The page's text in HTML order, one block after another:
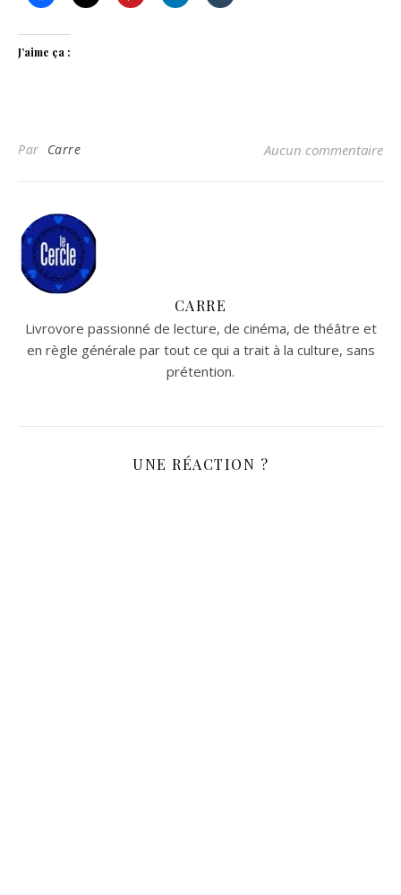
J’aime ça :
Par Carre Aucun commentaire
CARRE
Livrovore passionné de lecture, de cinéma, de théâtre et
en règle générale par tout ce qui a trait à la culture, sans
prétention.
UNE RÉACTION ?